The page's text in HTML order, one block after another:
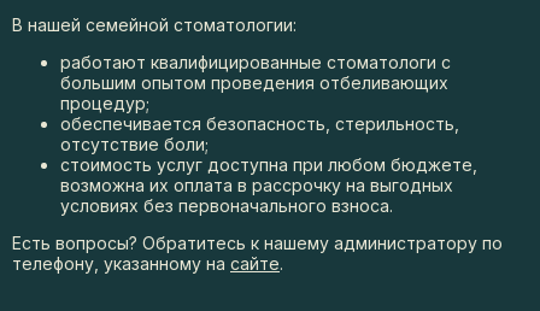
В нашей семейной стоматологии:
работают квалифицированные стоматологи с
большим опытом проведения отбеливающих
процедур;
обеспечивается безопасность, стерильность,
отсутствие боли;
стоимость услуг доступна при любом бюджете,
возможна их оплата в рассрочку на выгодных
условиях без первоначального взноса.
Есть вопросы? Обратитесь к нашему администратору по
телефону, указанному на сайте.